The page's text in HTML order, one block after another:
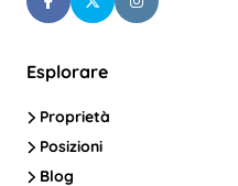
Esplorare
Proprietà
Posizioni
Blog